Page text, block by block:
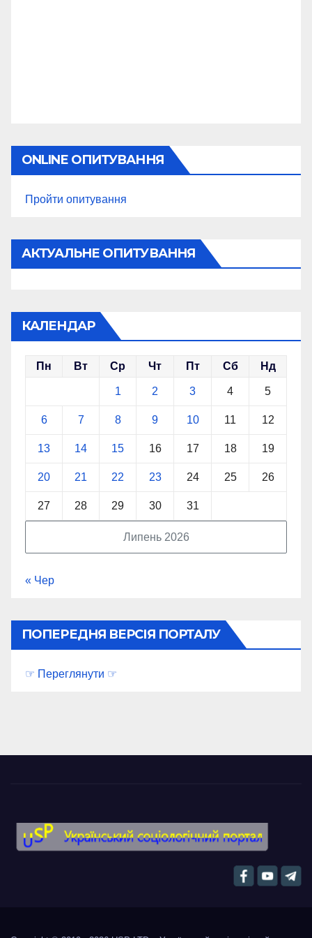
ONLINE ОПИТУВАННЯ
Пройти опитування
АКТУАЛЬНЕ ОПИТУВАННЯ
КАЛЕНДАР
Липень 2026
Пн Вт Ср Чт Пт Сб Нд
1 2 3 4 5
6 7 8 9 10 11 12
13 14 15 16 17 18 19
20 21 22 23 24 25 26
27 28 29 30 31
« Чер
ПОПЕРЕДНЯ ВЕРСІЯ ПОРТАЛУ
☞ Переглянути ☞